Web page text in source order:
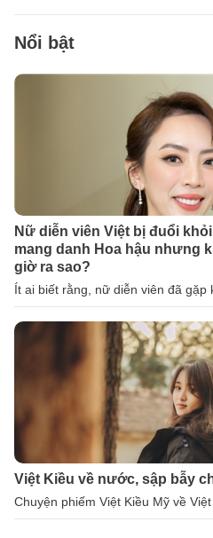
Nổi bật
Nữ diễn viên Việt bị đuổi
mang danh Hoa hậu nhưng
giờ ra sao?
Ít ai biết rằng, nữ diễn viên đã gặp
Việt Kiều về nước, sập bẫy
Chuyện phiếm Việt Kiều Mỹ về